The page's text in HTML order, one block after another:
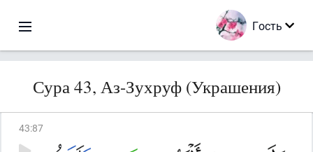
Гость
Сура 43, Аз-Зухруф (Украшения)
43:87